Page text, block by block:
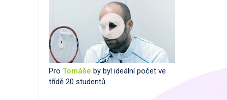
Pro Tomáše by byl ideální počet ve
třídě 20 studentů.